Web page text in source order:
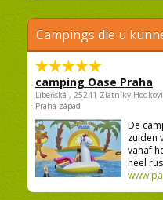
Campings die u
camping Oase Praha
Libeňská , 25241 Zlatníky-
Praha-západ
De
zuiden
vanaf
heel
www